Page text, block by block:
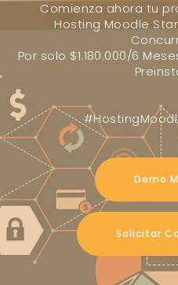
Comienza ahora tu
Hosting Moodle
Por solo $1.180.000/6
Demo
Solicitar